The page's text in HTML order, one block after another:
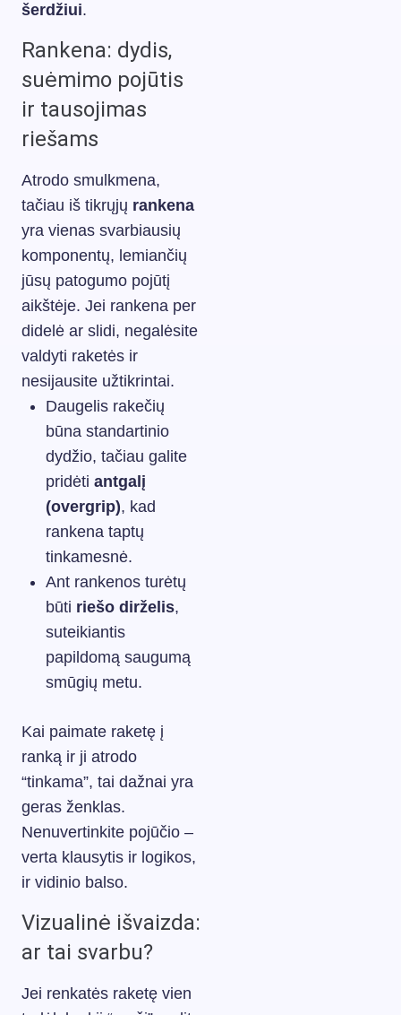
šerdžiui.
Rankena: dydis,
suėmimo pojūtis
ir tausojimas
riešams
Atrodo smulkmena,
tačiau iš tikrųjų rankena
yra vienas svarbiausių
komponentų, lemiančių
jūsų patogumo pojūtį
aikštėje. Jei rankena per
didelė ar slidi, negalėsite
valdyti raketės ir
nesijausite užtikrintai.
Daugelis rakečių
būna standartinio
dydžio, tačiau galite
pridėti antgalį
(overgrip), kad
rankena taptų
tinkamesnė.
Ant rankenos turėtų
būti riešo dirželis,
suteikiantis
papildomą saugumą
smūgių metu.
Kai paimate raketę į
ranką ir ji atrodo
“tinkama”, tai dažnai yra
geras ženklas.
Nenuvertinkite pojūčio –
verta klausytis ir logikos,
ir vidinio balso.
Vizualinė išvaizda:
ar tai svarbu?
Jei renkatės raketę vien